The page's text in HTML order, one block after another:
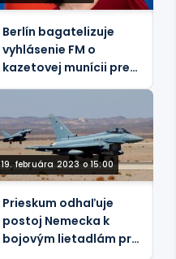
Berlín bagatelizuje
vyhlásenie FM o
kazetovej munícii pre
19. februára 2023 o 15:00
Prieskum odhaľuje
postoj Nemecka k
bojovým lietadlám pre